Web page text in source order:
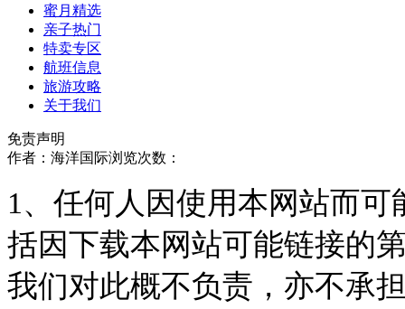
蜜月精选
亲子热门
特卖专区
航班信息
旅游攻略
关于我们
免责声明
作者：海洋国际浏览次数：
1、任何人因使用本网站而
括因下载本网站可能链接的
我们对此概不负责，亦不承